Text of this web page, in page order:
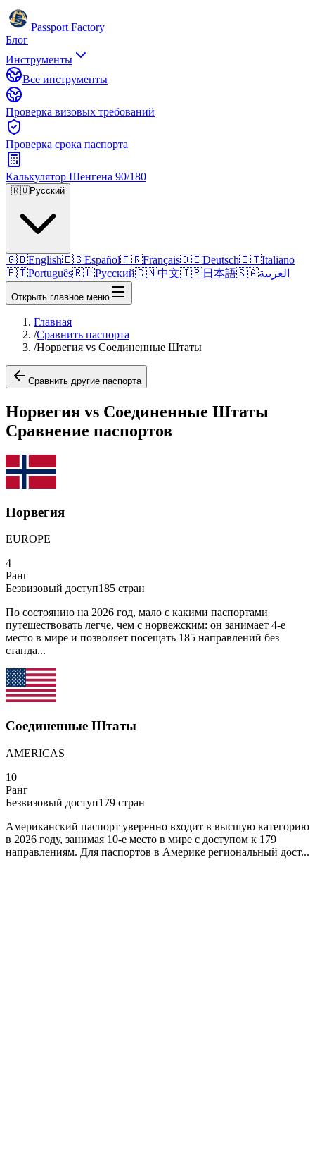
Passport Factory
Блог
Инструменты
Все инструменты
Проверка визовых требований
Проверка срока паспорта
Калькулятор Шенгена 90/180
🇷🇺Русский
🇬🇧English🇪🇸Español🇫🇷Français🇩🇪Deutsch🇮🇹Italiano
🇵🇹Português🇷🇺Русский🇨🇳中文🇯🇵日本語🇸🇦العربية
Открыть главное меню
Главная
/Сравнить паспорта
/Норвегия vs Соединенные Штаты
Сравнить другие паспорта
Норвегия vs Соединенные Штаты
Сравнение паспортов
Норвегия
EUROPE
4
Ранг
Безвизовый доступ185 стран
По состоянию на 2026 год, мало с какими паспортами
путешествовать легче, чем с норвежским: он занимает 4-е
место в мире и позволяет посещать 185 направлений без
станда...
Соединенные Штаты
AMERICAS
10
Ранг
Безвизовый доступ179 стран
Американский паспорт уверенно входит в высшую категорию
в 2026 году, занимая 10-е место в мире с доступом к 179
направлениям. Для паспортов в Америке региональный дост...